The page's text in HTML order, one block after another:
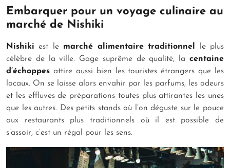
Embarquer pour un voyage culinaire au
marché de Nishiki
Nishikiest le marché alimentaire traditionnel
le plus
célèbre de la ville. Gage suprême de qualité, la centaine
d’échoppes attire aussi bien les touristes étrangers que les
locaux. On se laisse alors envahir par les parfums, les odeurs
et les effluves de préparations toutes plus attirantes les unes
que les autres. Des petits stands où l’on déguste sur le pouce
aux restaurants plus traditionnels où il est possible de
s’assoir, c’est un régal pour les sens.